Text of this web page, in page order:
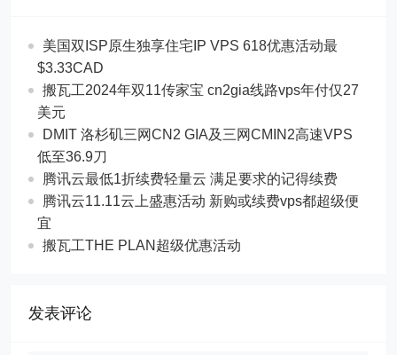
美国双ISP原生独享住宅IP VPS 618优惠活动最
$3.33CAD
搬瓦工2024年双11传家宝 cn2gia线路vps年付仅27
美元
DMIT 洛杉矶三网CN2 GIA及三网CMIN2高速VPS
低至36.9刀
腾讯云最低1折续费轻量云 满足要求的记得续费
腾讯云11.11云上盛惠活动 新购或续费vps都超级便
宜
搬瓦工THE PLAN超级优惠活动
发表评论